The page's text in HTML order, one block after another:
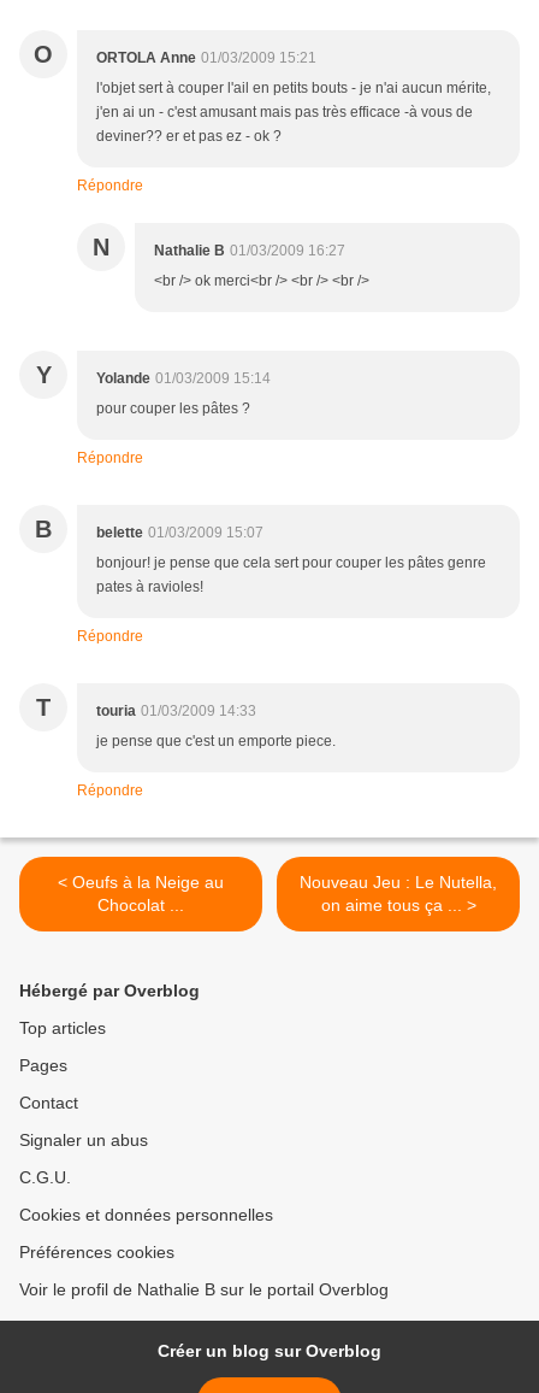
O ORTOLA Anne 01/03/2009 15:21
l'objet sert à couper l'ail en petits bouts - je n'ai aucun mérite,
j'en ai un - c'est amusant mais pas très efficace -à vous de
deviner?? er et pas ez - ok ?
Répondre
N Nathalie B 01/03/2009 16:27
<br /> ok merci<br /> <br /> <br />
Y Yolande 01/03/2009 15:14
pour couper les pâtes ?
Répondre
B belette 01/03/2009 15:07
bonjour! je pense que cela sert pour couper les pâtes genre
pates à ravioles!
Répondre
T touria 01/03/2009 14:33
je pense que c'est un emporte piece.
Répondre
< Oeufs à la Neige au
Chocolat ...
Nouveau Jeu : Le Nutella,
on aime tous ça ... >
Hébergé par Overblog
Top articles
Pages
Contact
Signaler un abus
C.G.U.
Cookies et données personnelles
Préférences cookies
Voir le profil de Nathalie B sur le portail Overblog
Créer un blog sur Overblog